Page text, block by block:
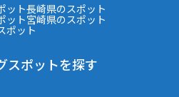
ット長崎県のスポット
ット宮崎県のスポット
ポット
スポットを探す